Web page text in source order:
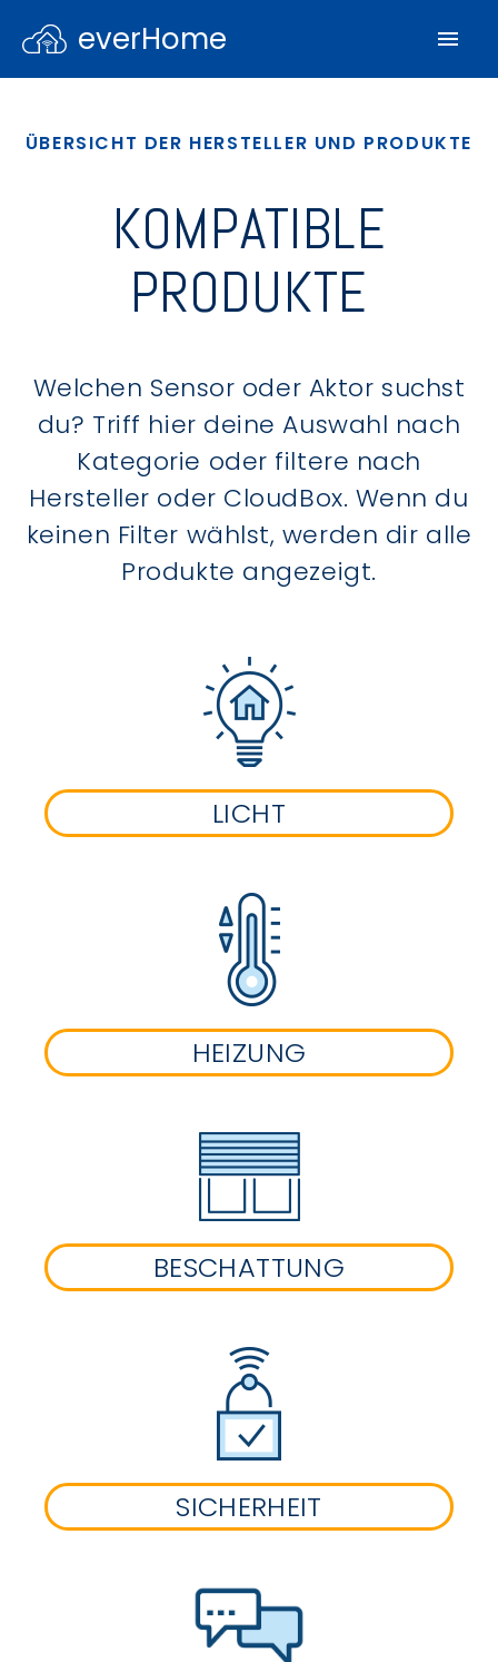
everHome
ÜBERSICHT DER HERSTELLER UND PRODUKTE
KOMPATIBLE
PRODUKTE
Welchen Sensor oder Aktor suchst
du? Triff hier deine Auswahl nach
Kategorie oder filtere nach
Hersteller oder CloudBox. Wenn du
keinen Filter wählst, werden dir alle
Produkte angezeigt.
LICHT
HEIZUNG
BESCHATTUNG
SICHERHEIT